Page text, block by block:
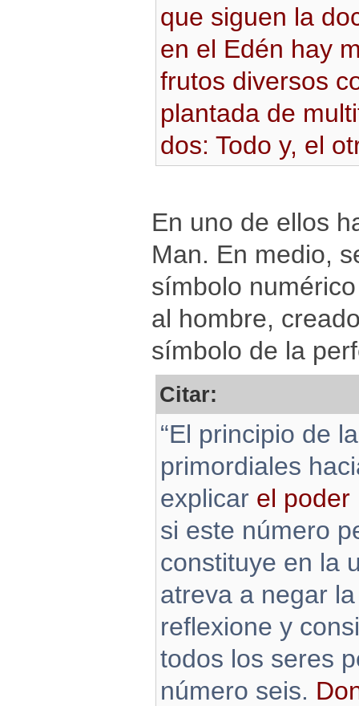
que siguen la
en el Edén hay
frutos diversos
plantada de
dos: Todo y, el
En uno de ellos
Man. En medio,
símbolo
al hombre,
símbolo de la
Citar:
“El principio de
primordiales
explicar el poder
si este número
constituye en la
atreva a negar
reflexione y
todos los seres
número seis.